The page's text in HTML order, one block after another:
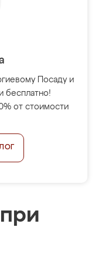
Посаду и
бесплатно!
от стоимости